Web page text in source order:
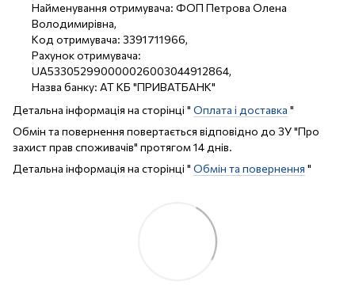
Найменування отримувача: ФОП Петрова Олена
Володимирівна,
Код отримувача: 3391711966,
Рахунок отримувача:
UA533052990000026003044912864,
Назва банку: АТ КБ "ПРИВАТБАНК"
Детальна інформація на сторінці " Оплата і доставка "
Обмін та повернення повертається відповідно до ЗУ "Про
захист прав споживачів" протягом 14 днів.
Детальна інформація на сторінці " Обмін та повернення "